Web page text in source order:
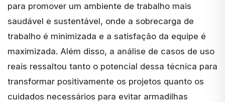
para promover um ambiente de trabalho mais
saudável e sustentável, onde a sobrecarga de
trabalho é minimizada e a satisfação da equipe é
maximizada. Além disso, a análise de casos de uso
reais ressaltou tanto o potencial dessa técnica para
transformar positivamente os projetos quanto os
cuidados necessários para evitar armadilhas